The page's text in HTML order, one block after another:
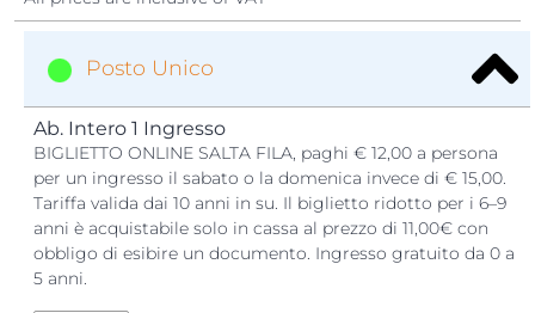
educativo.
Se vuoi scoprire di piu sulla nostra manifestazione, guarda
il video di riassunto dell edizione 2025.
Posto Unico
Ab. Intero 1 Ingresso
BIGLIETTO ONLINE SALTA FILA, paghi € 12,00 a persona
per un ingresso il sabato o la domenica invece di € 15,00.
Tariffa valida dai 10 anni in su. Il biglietto ridotto per i 6–9
anni è acquistabile solo in cassa al prezzo di 11,00€ con
obbligo di esibire un documento. Ingresso gratuito da 0 a
5 anni.